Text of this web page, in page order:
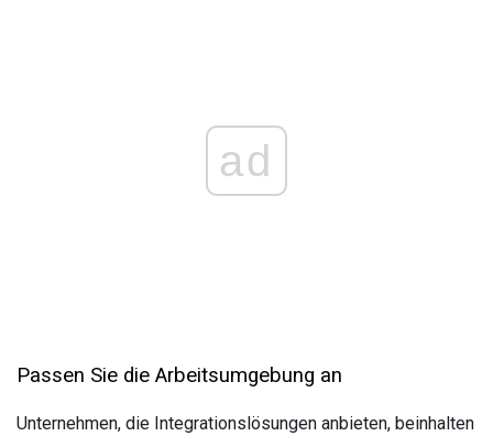
ad
Passen Sie die Arbeitsumgebung an
Unternehmen, die Integrationslösungen anbieten, beinhalten